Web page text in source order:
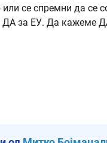
се спремни да се
за ЕУ. Да кажеме